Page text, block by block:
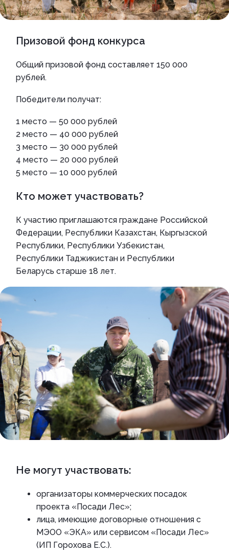
Призовой фонд конкурса
Общий призовой фонд составляет 150 000
рублей.
Победители получат:
1 место — 50 000 рублей
2 место — 40 000 рублей
3 место — 30 000 рублей
4 место — 20 000 рублей
5 место — 10 000 рублей
Кто может участвовать?
К участию приглашаются граждане Российской
Федерации, Республики Казахстан, Кыргызской
Республики, Республики Узбекистан,
Республики Таджикистан и Республики
Беларусь старше 18 лет.
Не могут участвовать:
организаторы коммерческих посадок
проекта «Посади Лес»;
лица, имеющие договорные отношения с
МЭОО «ЭКА» или сервисом «Посади Лес»
(ИП Горохова Е.С.).